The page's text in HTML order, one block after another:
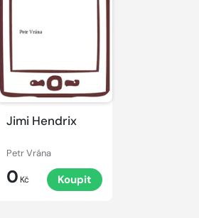
Jimi Hendrix
Petr Vrána
0 Kč Koupit